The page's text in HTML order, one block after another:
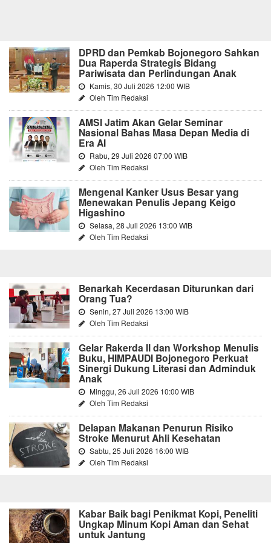
DPRD dan Pemkab Bojonegoro Sahkan
Dua Raperda Strategis Bidang
Pariwisata dan Perlindungan Anak
Kamis, 30 Juli 2026 12:00 WIB
Oleh Tim Redaksi
AMSI Jatim Akan Gelar Seminar
Nasional Bahas Masa Depan Media di
Era AI
Rabu, 29 Juli 2026 07:00 WIB
Oleh Tim Redaksi
Mengenal Kanker Usus Besar yang
Menewakan Penulis Jepang Keigo
Higashino
Selasa, 28 Juli 2026 13:00 WIB
Oleh Tim Redaksi
Benarkah Kecerdasan Diturunkan dari
Orang Tua?
Senin, 27 Juli 2026 13:00 WIB
Oleh Tim Redaksi
Gelar Rakerda II dan Workshop Menulis
Buku, HIMPAUDI Bojonegoro Perkuat
Sinergi Dukung Literasi dan Adminduk
Anak
Minggu, 26 Juli 2026 10:00 WIB
Oleh Tim Redaksi
Delapan Makanan Penurun Risiko
Stroke Menurut Ahli Kesehatan
Sabtu, 25 Juli 2026 16:00 WIB
Oleh Tim Redaksi
Kabar Baik bagi Penikmat Kopi, Peneliti
Ungkap Minum Kopi Aman dan Sehat
untuk Jantung